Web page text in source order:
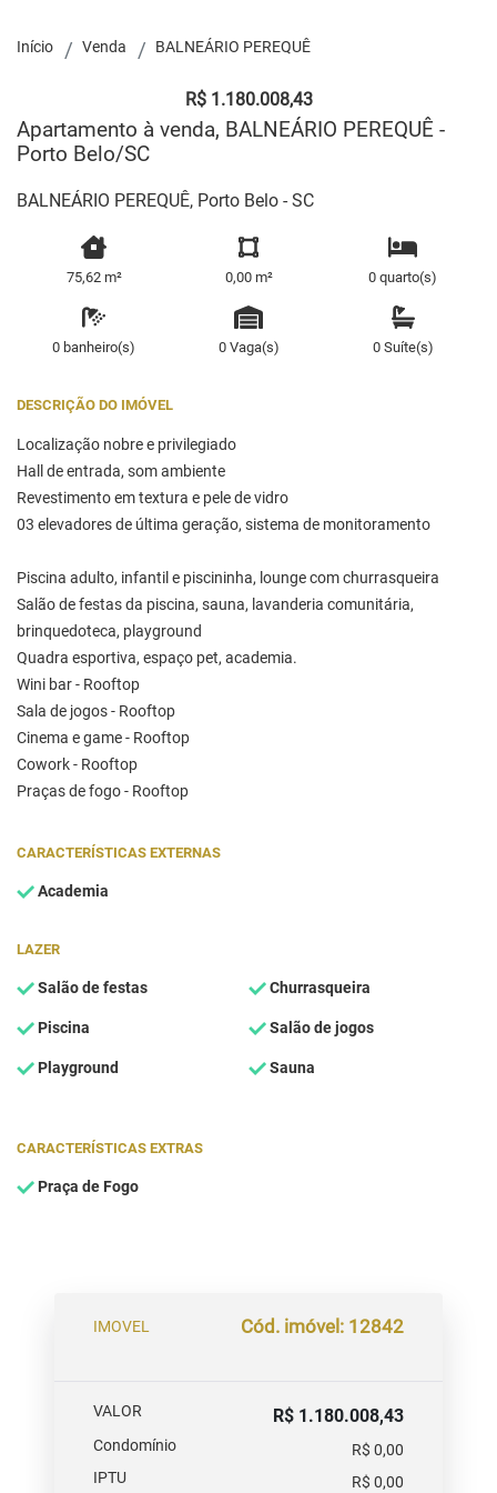
Início Venda BALNEÁRIO PEREQUÊ
R$ 1.180.008,43
Apartamento à venda, BALNEÁRIO PEREQUÊ -
Porto Belo/SC
BALNEÁRIO PEREQUÊ, Porto Belo - SC
75,62 m² 0,00 m² 0 quarto(s)
0 banheiro(s) 0 Vaga(s) 0 Suíte(s)
DESCRIÇÃO DO IMÓVEL
Localização nobre e privilegiado
Hall de entrada, som ambiente
Revestimento em textura e pele de vidro
03 elevadores de última geração, sistema de monitoramento
Piscina adulto, infantil e piscininha, lounge com churrasqueira
Salão de festas da piscina, sauna, lavanderia comunitária,
brinquedoteca, playground
Quadra esportiva, espaço pet, academia.
Wini bar - Rooftop
Sala de jogos - Rooftop
Cinema e game - Rooftop
Cowork - Rooftop
Praças de fogo - Rooftop
CARACTERÍSTICAS EXTERNAS
Academia
LAZER
Salão de festas Churrasqueira
Piscina Salão de jogos
Playground Sauna
CARACTERÍSTICAS EXTRAS
Praça de Fogo
IMOVEL Cód. imóvel: 12842
VALOR R$ 1.180.008,43
Condomínio
R$ 0,00
IPTU
R$ 0,00